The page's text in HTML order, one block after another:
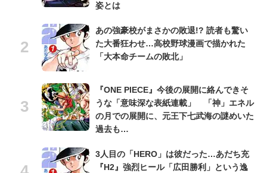
姿とは
あの強豪校がまさかの敗退!? 読者も驚い
た大番狂わせ…高校野球漫画で描かれた
「大本命チームの敗北」
『ONE PIECE』今後の展開に絡んできそ
うな「意味深な表紙連載」 「神」エネル
の月での展開に、元王下七武海の謎めいた
過去も…
3人目の「HERO」は彼だった…あだち充
『H2』強烈ヒール「広田勝利」という逸